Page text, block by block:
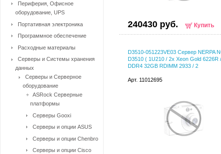
240430 руб. Купить
D3510-051223VE03 Сервер NERPA
D3510 ( 1U210 / 2x Xeon Gold 6226R
DDR4 32GB RDIMM 2933 / 2
Арт. 11012695
Периферия, Офисное
оборудование, UPS
Портативная электроника
Программное обеспечение
Расходные материалы
Серверы и Системы хранения
данных
Серверы и Серверное
оборудование
ASRock Серверные
платформы
Серверы Gooxi
Серверы и опции ASUS
Серверы и опции Chenbro
Серверы и опции Cisco